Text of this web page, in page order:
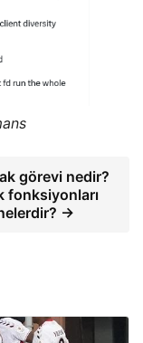
görevi nedir?
fonksiyonları
→